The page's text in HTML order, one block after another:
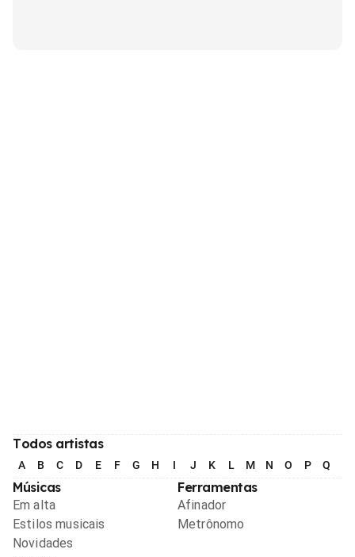
Todos artistas
A B C D E F G H I J K L M N O P Q
Músicas
Em alta
Estilos musicais
Novidades
Ferramentas
Afinador
Metrônomo